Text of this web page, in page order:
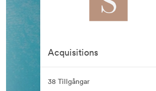
Acquisitions
38 Tillgångar